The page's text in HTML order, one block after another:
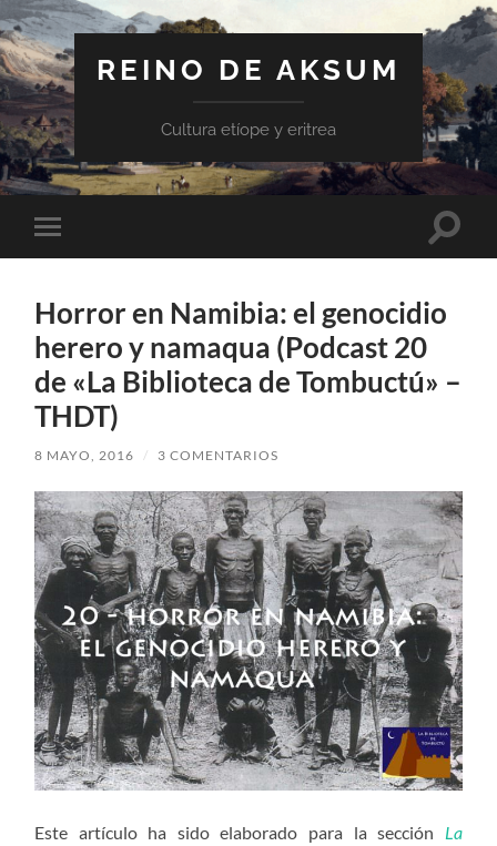
REINO DE AKSUM
Cultura etíope y eritrea
Alternar
el
Horror en Namibia: el genocidio
herero y namaqua (Podcast 20
de «La Biblioteca de Tombuctú» –
THDT)
8 MAYO, 2016 / 3 COMENTARIOS
Este artículo ha sido elaborado para la sección La